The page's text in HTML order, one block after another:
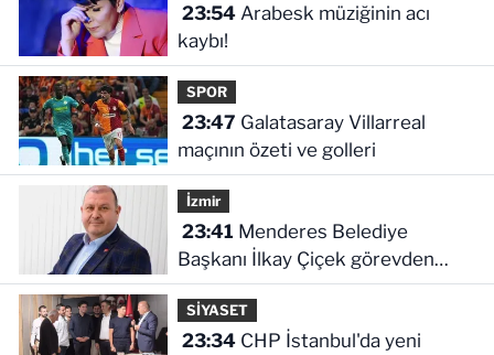
23:54Arabesk müziğinin acı
kaybı!
SPOR
23:47
maçının özeti ve golleri
İzmir
23:41
Başkanı İlkay Çiçek görevden
uzaklaştırıldı
SİYASET
23:34CHP İstanbul'da yeni